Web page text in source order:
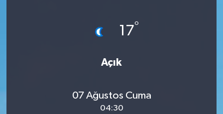
17°
Açık
07 Ağustos Cuma
04:30